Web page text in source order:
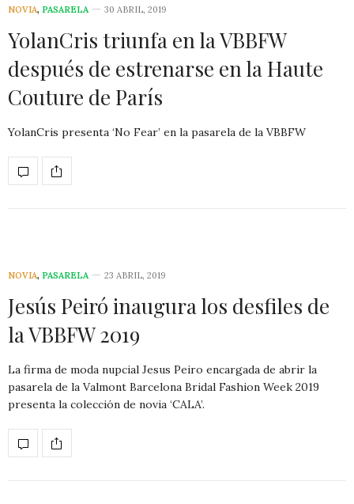
NOVIA, PASARELA 30 ABRIL, 2019
YolanCris triunfa en la VBBFW
después de estrenarse en la Haute
Couture de París
YolanCris presenta ‘No Fear’ en la pasarela de la VBBFW
NOVIA, PASARELA 23 ABRIL, 2019
Jesús Peiró inaugura los desfiles de
la VBBFW 2019
La firma de moda nupcial Jesus Peiro encargada de abrir la
pasarela de la Valmont Barcelona Bridal Fashion Week 2019
presenta la colección de novia ‘CALA’.